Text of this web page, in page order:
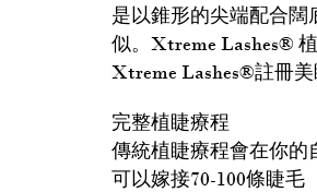
是以錐形的尖端配合
似。Xtreme Lashes®
Xtreme Lashes®註冊
完整植睫療程
傳統植睫療程會在你的
可以嫁接70-100條睫毛